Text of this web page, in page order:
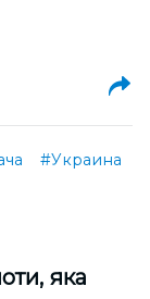
#Украина
яка